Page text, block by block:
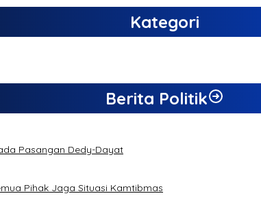
Kategori
Berita Politik
Pasangan Dedy-Dayat
Pihak Jaga Situasi Kamtibmas